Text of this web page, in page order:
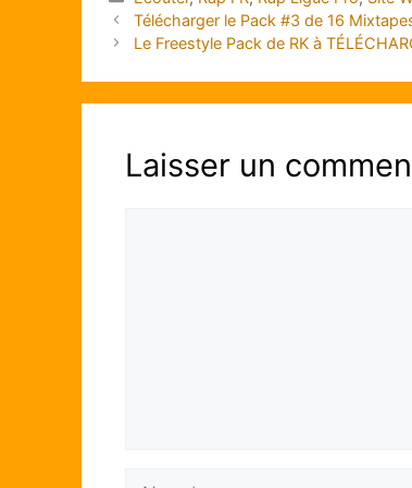
Télécharger le Pack #3 de 16
Le Freestyle Pack de RK à
Laisser un